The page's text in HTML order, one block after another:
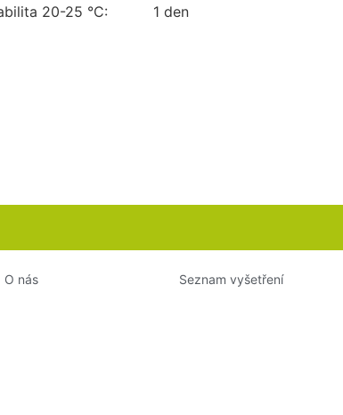
20-25 °C:
1 den
O nás Seznam vyšetření